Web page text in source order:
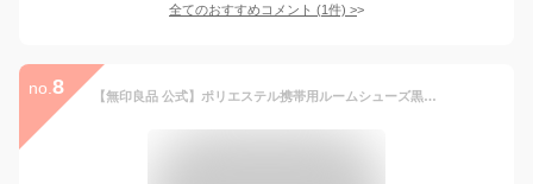
全てのおすすめコメント (1件) >
no. 8 【無印良品 公式】ポリエステル携帯用ルームシューズ黒・22〜24．5cm用